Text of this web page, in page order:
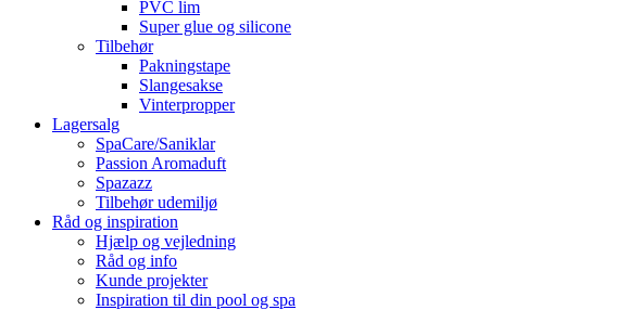
PVC lim
Super glue og silicone
Tilbehør
Pakningstape
Slangesakse
Vinterpropper
Lagersalg
SpaCare/Saniklar
Passion Aromaduft
Spazazz
Tilbehør udemiljø
Råd og inspiration
Hjælp og vejledning
Råd og info
Kunde projekter
Inspiration til din pool og spa